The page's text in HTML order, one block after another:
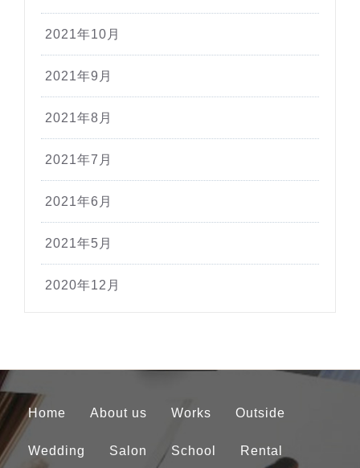
2021年10月
2021年9月
2021年8月
2021年7月
2021年6月
2021年5月
2020年12月
Home About us Works Outside
Wedding Salon School Rental